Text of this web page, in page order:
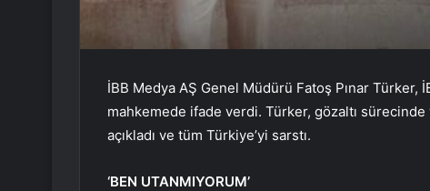
İBB Medya AŞ Genel Müdürü Fatoş Pınar Türker,
mahkemede ifade verdi. Türker, gözaltı sürecinde
açıkladı ve tüm Türkiye’yi sarstı.
‘BEN UTANMIYORUM’